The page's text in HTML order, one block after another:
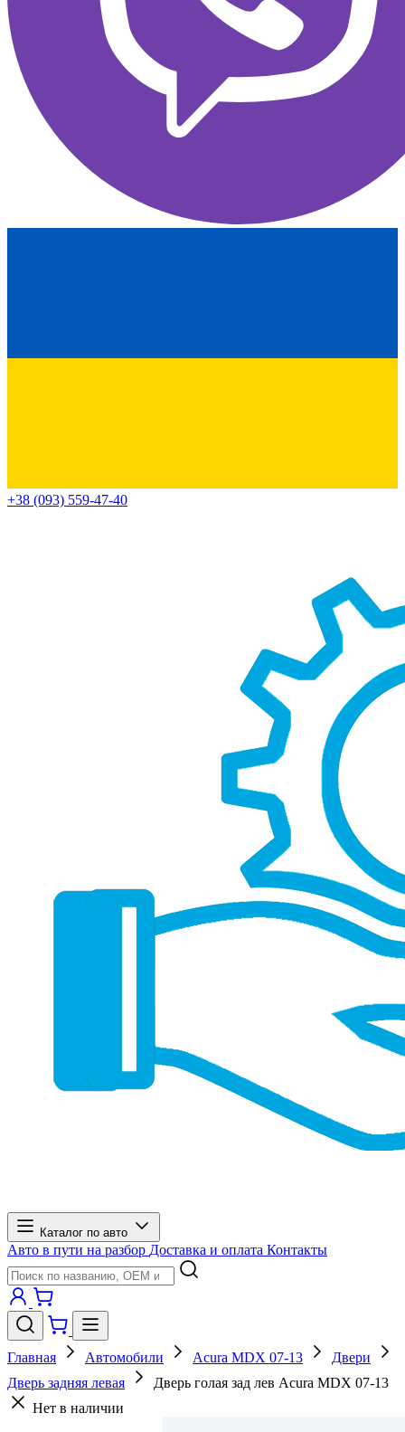
+38 (093) 559-47-40
Каталог по авто
Авто в пути на разбор Доставка и оплата Контакты
Главная Автомобили Acura MDX 07-13
Двери
Дверь задняя левая
Дверь голая зад лев Acura MDX 07-13
Нет в наличии